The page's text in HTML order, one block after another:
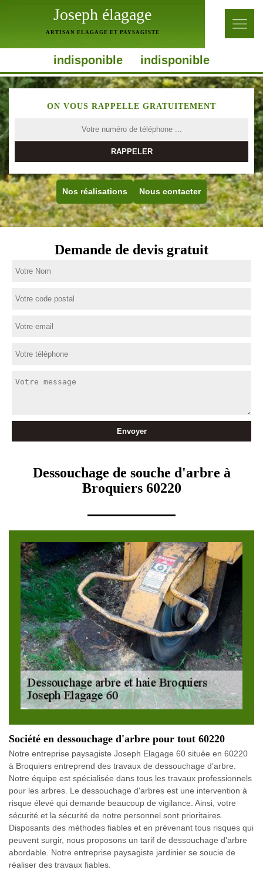
Joseph élagage
ARTISAN ELAGAGE ET PAYSAGISTE
indisponible indisponible
ON VOUS RAPPELLE GRATUITEMENT
Nos réalisations Nous contacter
Demande de devis gratuit
Dessouchage de souche d'arbre à
Broquiers 60220
Société en dessouchage d'arbre pour tout 60220
Notre entreprise paysagiste Joseph Elagage 60 située en 60220
à Broquiers entreprend des travaux de dessouchage d’arbre.
Notre équipe est spécialisée dans tous les travaux professionnels
pour les arbres. Le dessouchage d'arbres est une intervention à
risque élevé qui demande beaucoup de vigilance. Ainsi, votre
sécurité et la sécurité de notre personnel sont prioritaires.
Disposants des méthodes fiables et en prévenant tous risques qui
peuvent surgir, nous proposons un tarif de dessouchage d'arbre
abordable. Notre entreprise paysagiste jardinier se soucie de
réaliser des travaux fiables.